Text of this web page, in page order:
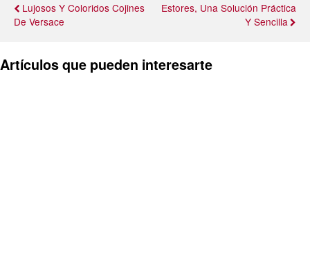
Lujosos Y Coloridos Cojines
De Versace
Estores, Una Solución Práctica
Y Sencilla
Artículos que pueden interesarte